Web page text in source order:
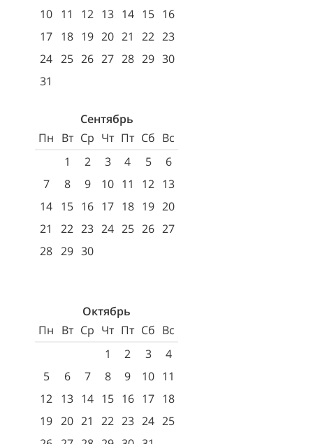
10 11 12 13 14 15 16
17 18 19 20 21 22 23
24 25 26 27 28 29 30
31
Сентябрь
Пн Вт Ср Чт Пт Сб Вс
1
2 3 4 5
6
7
8 9 10 11 12 13
14 15 16 17 18 19 20
21
22 23 24 25 26 27
28 29 30
Октябрь
Пн Вт Ср Чт Пт Сб Вс
1
2 3
4
5
6 7 8 9 10 11
12 13 14 15 16 17 18
19 20 21 22 23 24 25